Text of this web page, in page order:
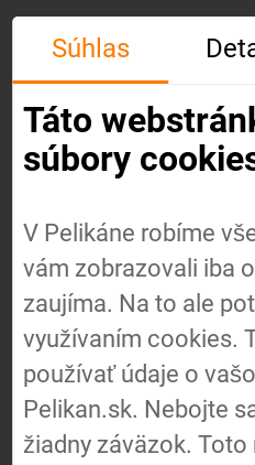
Úvod
O nás
Súhlas
Táto
súbory
V Pelikáne robíme
vám zobrazovali iba
zaujíma. Na to ale
využívaním cookies.
používať údaje o
Pelikan.sk. Nebojte
žiadny záväzok.